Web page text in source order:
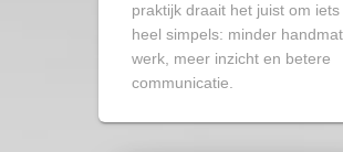
praktijk draait het juist om iets
heel simpels: minder
werk, meer inzicht en betere
communicatie.